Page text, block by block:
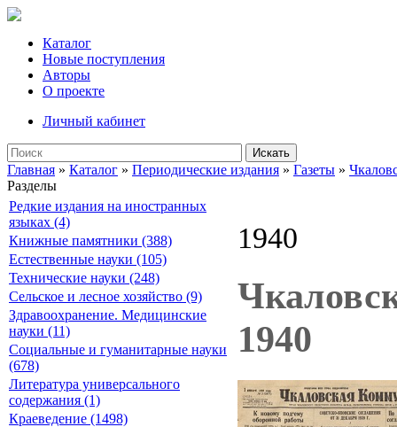
Каталог
Новые поступления
Авторы
О проекте
Личный кабинет
Искать
Главная » Каталог » Периодические издания » Газеты »
Разделы
Редкие издания на иностранных
языках (4)
Книжные памятники (388)
Естественные науки (105)
Технические науки (248)
Сельское и лесное хозяйство (9)
Здравоохранение. Медицинские
науки (11)
Социальные и гуманитарные науки
(678)
Литература универсального
содержания (1)
Краеведение (1498)
1940
1940